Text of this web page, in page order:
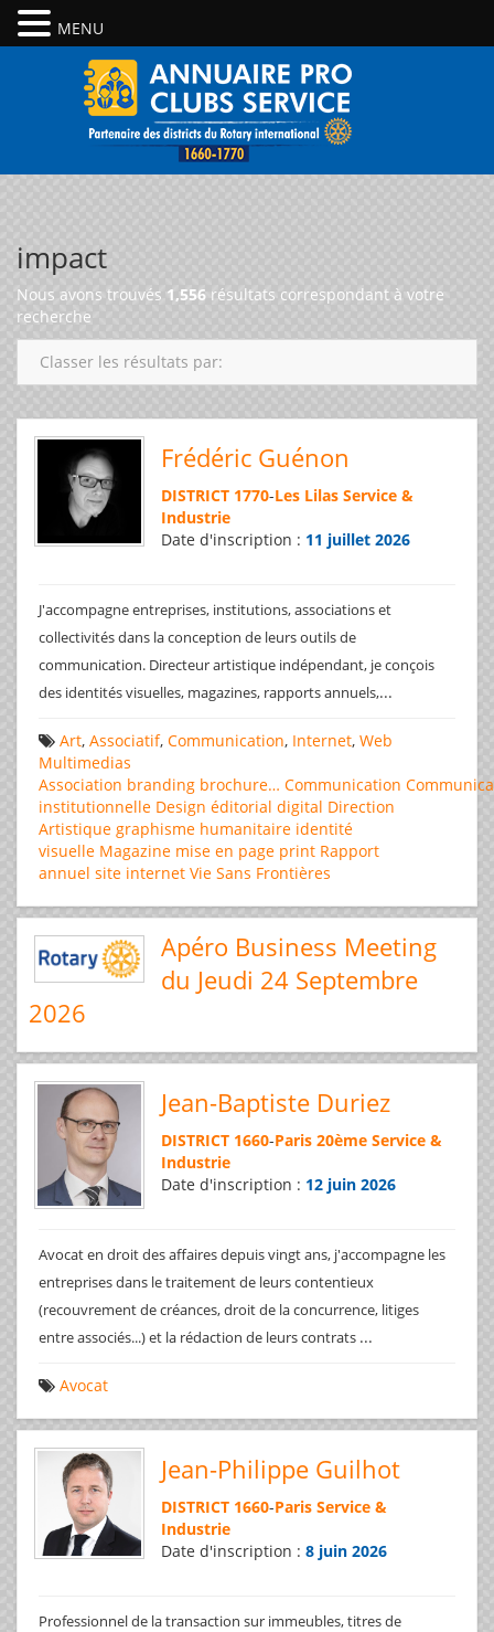
impact
Nous avons trouvés 1,556 résultats correspondant à votre
recherche
Classer les résultats par:
Frédéric Guénon
DISTRICT 1770-Les Lilas Service &
Industrie
Date d'inscription : 11 juillet 2026
J'accompagne entreprises, institutions, associations et
collectivités dans la conception de leurs outils de
communication. Directeur artistique indépendant, je conçois
des identités visuelles, magazines, rapports annuels,...
Art, Associatif, Communication, Internet, Web
Multimedias
Association branding brochure… Communication
institutionnelle Design éditorial digital Direction
Artistique graphisme humanitaire identité
visuelle Magazine mise en page print Rapport
annuel site internet Vie Sans Frontières
Apéro Business Meeting
du Jeudi 24 Septembre
2026
Jean-Baptiste Duriez
DISTRICT 1660-Paris 20ème Service &
Industrie
Date d'inscription : 12 juin 2026
Avocat en droit des affaires depuis vingt ans, j'accompagne les
entreprises dans le traitement de leurs contentieux
(recouvrement de créances, droit de la concurrence, litiges
entre associés...) et la rédaction de leurs contrats ...
Avocat
Jean-Philippe Guilhot
DISTRICT 1660-Paris Service &
Industrie
Date d'inscription : 8 juin 2026
Professionnel de la transaction sur immeubles, titres de
MENU